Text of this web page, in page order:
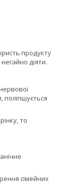
продукту
діяти.
то
сімейних